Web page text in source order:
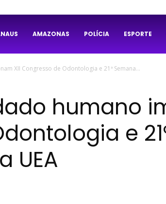
AMAZONAS POLÍCIA ESPORTE
XII Congresso de Odontologia e 21ª Semana...
humano
e
UEA